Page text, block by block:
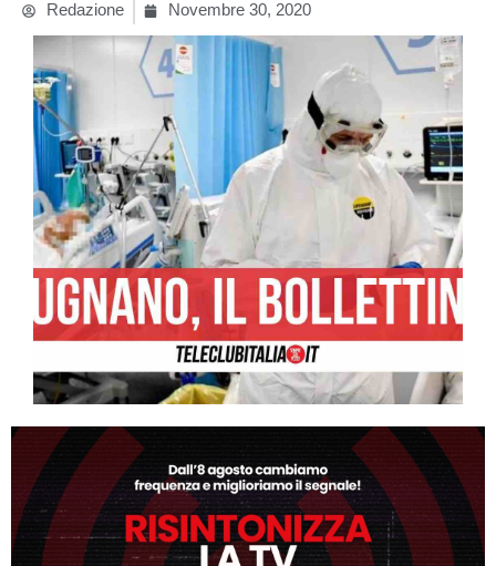
Redazione Novembre 30, 2020